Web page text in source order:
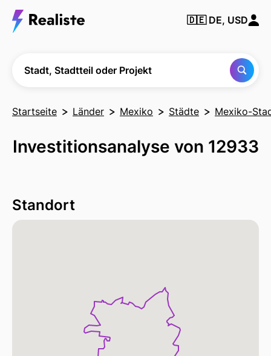
Finden Sie
jede Stadt,
🇩🇪 DE, USD
Stadt, Stadtteil oder Projekt
Startseite Länder Mexiko Städte Mexiko-
Investitionsanalyse von 12933
Standort